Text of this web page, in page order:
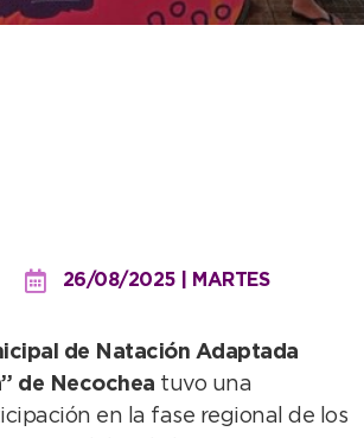
26/08/2025 | MARTES
de Natación Adaptada
de Necochea tuvo una
en la fase regional de los